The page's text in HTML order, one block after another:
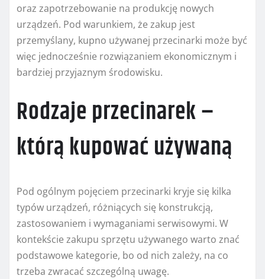
oraz zapotrzebowanie na produkcję nowych
urządzeń. Pod warunkiem, że zakup jest
przemyślany, kupno używanej przecinarki może być
więc jednocześnie rozwiązaniem ekonomicznym i
bardziej przyjaznym środowisku.
Rodzaje przecinarek –
którą kupować używaną
Pod ogólnym pojęciem przecinarki kryje się kilka
typów urządzeń, różniących się konstrukcją,
zastosowaniem i wymaganiami serwisowymi. W
kontekście zakupu sprzętu używanego warto znać
podstawowe kategorie, bo od nich zależy, na co
trzeba zwracać szczególną uwagę.